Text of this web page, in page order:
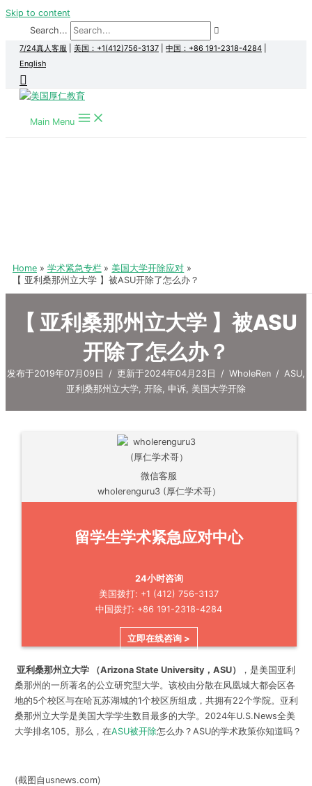
Skip to content
Search...
7/24真人客服 美国：+1(412)756-3137 中国：+86 191-2318-4284
English
Main Menu
Home 学术紧急专栏
美国大学开除应对
【 亚利桑那州立大学 】被ASU开除了怎么办？
【 亚利桑那州立大学 】被ASU
开除了怎么办？
发布于2019年07月09日 / 更新于2024年04月23日 / WholeRen / ASU,
亚利桑那州立大学, 开除, 申诉, 美国大学开除
微信客服
wholerenguru3 (厚仁学术哥）
留学生学术紧急应对中心
24小时咨询
美国拨打: +1 (412) 756-3137
中国拨打: +86 191-2318-4284
立即在线咨询 >
亚利桑那州立大学 （Arizona State University，ASU）
，是美国亚利
桑那州的一所著名的公立研究型大学。该校由分散在凤凰城大都会区各
地的5个校区与在哈瓦苏湖城的1个校区所组成，共拥有22个学院。亚利
桑那州立大学是美国大学学生数目最多的大学。2024年U.S.News全美
大学排名105。那么，在ASU被开除怎么办？ASU的学术政策你知道吗？
(截图自usnews.com)